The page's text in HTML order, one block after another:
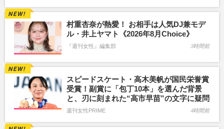
村重杏奈が熱愛！ お相手は人気DJ兼モデ
ル・井上ヤマト《2026年8月Choice》
『週刊女性』編集部 3時間前
スピードスケート・高木美帆が国民栄誉賞
受賞！副賞に「包丁10本」を選んだ背景
と、刃に刻まれた“高市早苗”の文字に疑問
週刊女性PRIME 4時間前